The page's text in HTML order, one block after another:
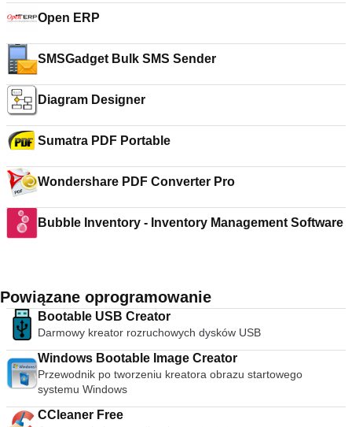
Open ERP
SMSGadget Bulk SMS Sender
Diagram Designer
Sumatra PDF Portable
Wondershare PDF Converter Pro
Bubble Inventory - Inventory Management Software
Powiązane oprogramowanie
Bootable USB Creator
Darmowy kreator rozruchowych dysków USB
Windows Bootable Image Creator
Przewodnik po tworzeniu kreatora obrazu startowego
systemu Windows
CCleaner Free